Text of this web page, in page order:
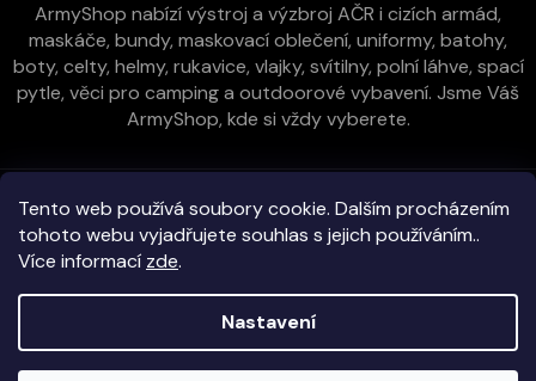
Tento web používá soubory cookie. Dalším procházením
tohoto webu vyjadřujete souhlas s jejich používáním..
Více informací zde.
Nastavení
ArmyShop nabízí výstroj a výzbroj AČR i cizích armád,
maskáče, bundy, maskovací oblečení, uniformy, batohy,
boty, celty, helmy, rukavice, vlajky, svítilny, polní láhve, spací
pytle, věci pro camping a outdoorové vybavení. Jsme Váš
ArmyShop, kde si vždy vyberete.
Zákaznická péče
Vše o nákupu